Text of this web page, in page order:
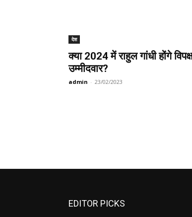
देश
क्या 2024 में राहुल गांधी होंगे
उम्मीदवार?
admin - 23/02/2023
EDITOR PICKS